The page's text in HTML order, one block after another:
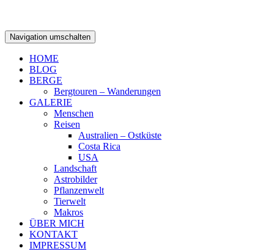
Navigation umschalten
HOME
BLOG
BERGE
Bergtouren – Wanderungen
GALERIE
Menschen
Reisen
Australien – Ostküste
Costa Rica
USA
Landschaft
Astrobilder
Pflanzenwelt
Tierwelt
Makros
ÜBER MICH
KONTAKT
IMPRESSUM